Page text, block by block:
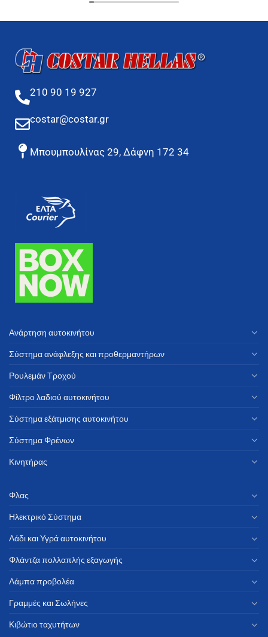
210 90 19 927
costar@costar.gr
Μπουμπουλίνας 29, Δάφνη 172 34
Ανάρτηση αυτοκινήτου
Σύστημα ανάφλεξης και προθερμαντήρων
Ρουλεμάν Τροχού
Φίλτρο λαδιού αυτοκινήτου
Σύστημα εξάτμισης αυτοκινήτου
Σύστημα Φρένων
Κινητήρας
Φλας
Ηλεκτρικό Σύστημα
Λάδι και Υγρά αυτοκινήτου
Φλάντζα πολλαπλής εξαγωγής
Λάμπα προβολέα
Γραμμές και Σωλήνες
Κιβώτιο ταχυτήτων